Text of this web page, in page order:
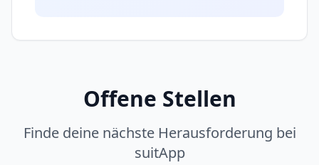
Offene Stellen
Finde deine nächste Herausforderung bei
suitApp